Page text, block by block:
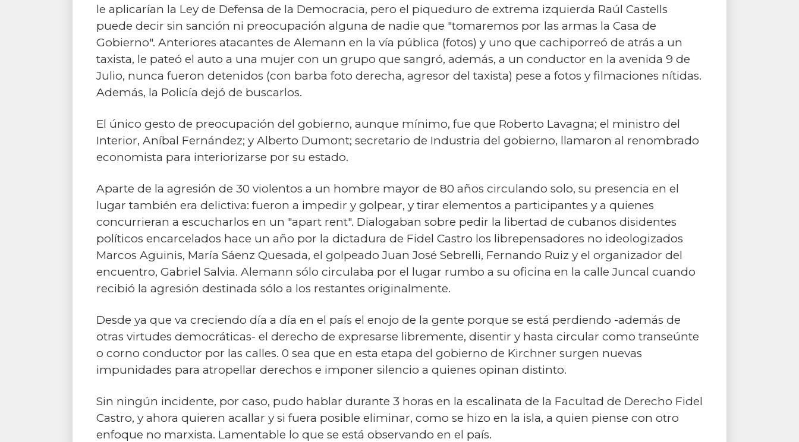
le aplicarían la Ley de Defensa de la Democracia, pero el piqueduro de extrema izquierda Raúl Castells
puede decir sin sanción ni preocupación alguna de nadie que "tomaremos por las armas la Casa de
Gobierno". Anteriores atacantes de Alemann en la vía pública (fotos) y uno que cachiporreó de atrás a un
taxista, le pateó el auto a una mujer con un grupo que sangró, además, a un conductor en la avenida 9 de
Julio, nunca fueron detenidos (con barba foto derecha, agresor del taxista) pese a fotos y filmaciones nítidas.
Además, la Policía dejó de buscarlos.
El único gesto de preocupación del gobierno, aunque mínimo, fue que Roberto Lavagna; el ministro del
Interior, Aníbal Fernández; y Alberto Dumont; secretario de Industria del gobierno, llamaron al renombrado
economista para interiorizarse por su estado.
Aparte de la agresión de 30 violentos a un hombre mayor de 80 años circulando solo, su presencia en el
lugar también era delictiva: fueron a impedir y golpear, y tirar elementos a participantes y a quienes
concurrieran a escucharlos en un "apart rent". Dialogaban sobre pedir la libertad de cubanos disidentes
políticos encarcelados hace un año por la dictadura de Fidel Castro los librepensadores no ideologizados
Marcos Aguinis, María Sáenz Quesada, el golpeado Juan José Sebrelli, Fernando Ruiz y el organizador del
encuentro, Gabriel Salvia. Alemann sólo circulaba por el lugar rumbo a su oficina en la calle Juncal cuando
recibió la agresión destinada sólo a los restantes originalmente.
Desde ya que va creciendo día a día en el país el enojo de la gente porque se está perdiendo -además de
otras virtudes democráticas- el derecho de expresarse libremente, disentir y hasta circular como transeúnte
o corno conductor por las calles. 0 sea que en esta etapa del gobierno de Kirchner surgen nuevas
impunidades para atropellar derechos e imponer silencio a quienes opinan distinto.
Sin ningún incidente, por caso, pudo hablar durante 3 horas en la escalinata de la Facultad de Derecho Fidel
Castro, y ahora quieren acallar y si fuera posible eliminar, como se hizo en la isla, a quien piense con otro
enfoque no marxista. Lamentable lo que se está observando en el país.